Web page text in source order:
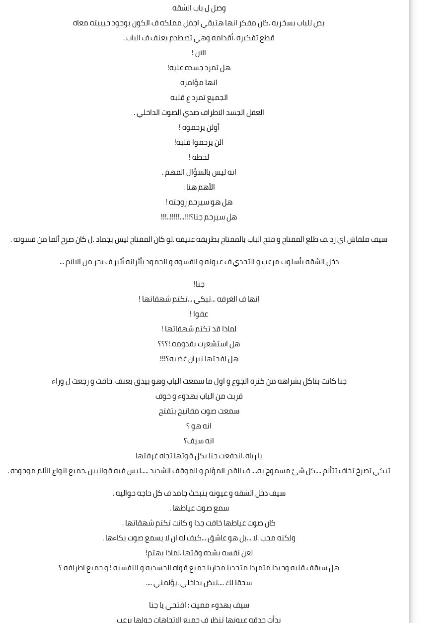
وصل ل باب الشقه
بص للباب بسخريه .كان مفكر انها هتبقي اجمل مملكه ف الكون بوجود حبيبته معاه
قطع تفكيره .أقدامه وهي تصطدم بعنف ف الباب .
الآن !
هل تمرد جسده عليه!
انها مؤامره
الجميع تمرد ع قلبه
العقل الجسد الاطراف صدي الصوت الداخلي .
أولن يرحموه !
الن يرحموا قلبه!
لحظه !
انه ليس بالسؤال المهم .
الأهم هنا .
هل هو سيرحم زوجته !
هل سيرحم جنا؟!!!...!!!!!..!!!
سيف ملقاش اي رد .ف طلع المفتاح و فتح الباب بالمفتاح بطريقه عنيفه .لو كان المفتاح ليس بجماد .ل كان صرخ ألما من قسوته .
دخل الشقه بأسلوب مرعب و التحدي ف عيونه و القسوه و الجمود يأثرانه أثير ف بحر من الالآم ...
جنا!
انها ف الغرفه ...تبكي ...تكتم شهقاتها !
عفوا !
لماذا قد تكتم شهقاتها !
هل استشعرت بقدومه !؟؟؟
هل لفحتها نيران غضبه؟!!!
جنا كانت بتاكل بشراهه من كثره الجوع و اول ما سمعت الباب وهو بيدق بعنف .خافت و رجعت ل وراء
قربت من الباب بهدوء و خوف
سمعت صوت مفاتيح بتفتح
انه هو ؟
انه سيف؟
يا رباه .اندفعت جنا بكل قوتها تجاه غرفتها
تبكي تصرخ تخاف تتألم ....كل شئ مسموح به.... ف القدر المؤلم و الموقف الشديد .....ليس فيه قوانيين .جميع انواع الألم موجوده .
سيف دخل الشقه و عيونه بتبحث جامد ف كل حاجه حواليه .
سمع صوت عياطها .
كان صوت عياطها خافت جدا و كانت تكتم شهقاتها .
ولكنه محب .لا ...بل هو عاشق ...كيف له ان لا يسمع صوت بكاءها .
لعن نفسه بشده وقتها .لماذا يهتم!
هل سيقف قلبه وحيدا متمردا متحديا محاربا جميع قواه الجسديه و النفسيه ! و جميع اطرافه ؟
سحقا لك ....نبض بداخلي .يؤلمني ....
سيف بهدوء مميت : افتحي يا جنا
بدأت حدقه عيونها تنظر ف جميع الاتجاهات حولها برعب